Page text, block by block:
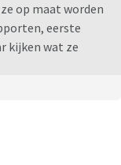
op maat worden
eerste
kijken wat ze